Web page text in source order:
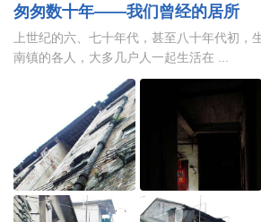
匆匆数十年——我们曾经的居所
上世纪的六、七十年代，甚至八十年代初
南镇的各人，大多几户人一起生活在 ...